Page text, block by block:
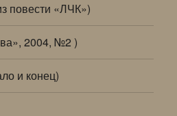
«ЛЧК»)
2004, №2 )
и конец)